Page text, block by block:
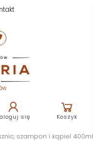
się Koszyk
szampon i kąpiel 400ml